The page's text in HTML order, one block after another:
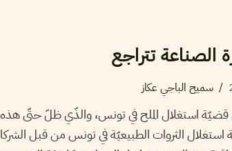
الصناعة تتراجع
/ سميح الباجي عكاز
قضيّة استغلال الملح في تونس، والذّي ظلّ حتّى
استغلال الثروات الطبيعيّة في تونس من قبل